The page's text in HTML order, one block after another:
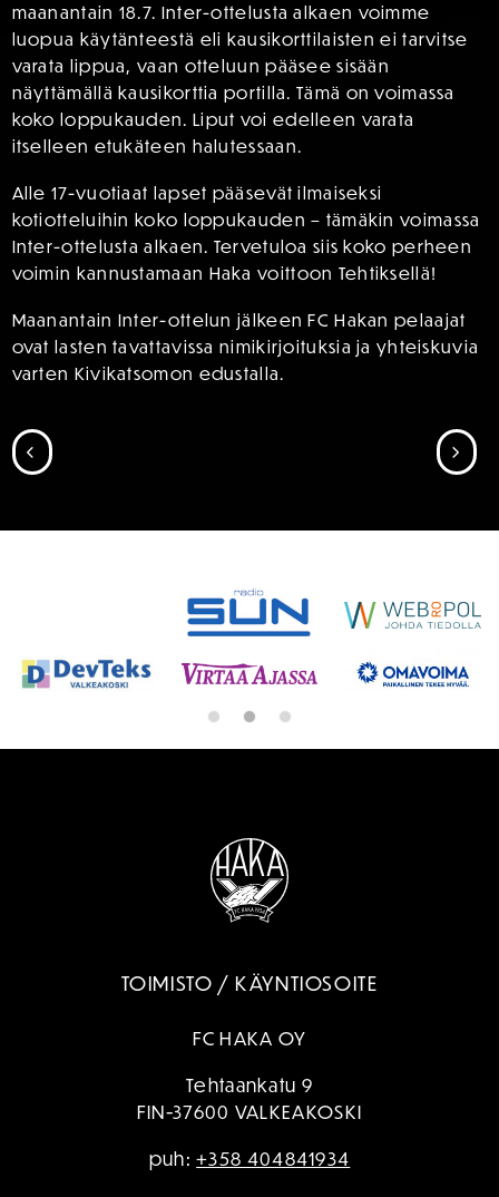
maanantain 18.7. Inter-ottelusta alkaen voimme
luopua käytänteestä eli kausikorttilaisten ei tarvitse
varata lippua, vaan otteluun pääsee sisään
näyttämällä kausikorttia portilla. Tämä on voimassa
koko loppukauden. Liput voi edelleen varata
itselleen etukäteen halutessaan.
Alle 17-vuotiaat lapset pääsevät ilmaiseksi
kotiotteluihin koko loppukauden – tämäkin voimassa
Inter-ottelusta alkaen. Tervetuloa siis koko perheen
voimin kannustamaan Haka voittoon Tehtiksellä!
Maanantain Inter-ottelun jälkeen FC Hakan pelaajat
ovat lasten tavattavissa nimikirjoituksia ja yhteiskuvia
varten Kivikatsomon edustalla.
SIIRRY EDELLISEEN
TOIMISTO / KÄYNTIOSOITE
FC HAKA OY
Tehtaankatu 9
FIN-37600 VALKEAKOSKI
puh:+358 404841934